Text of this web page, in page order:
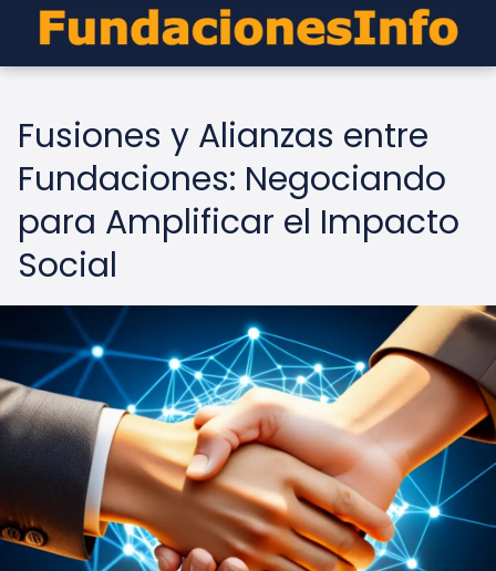
Fusiones y Alianzas entre
Fundaciones: Negociando
para Amplificar el Impacto
Social